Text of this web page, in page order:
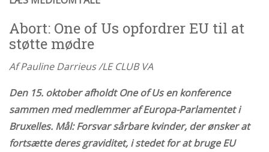
Abort: One of Us opfordrer EU til at
støtte mødre
Af Pauline Darrieus /LE CLUB VA
Den 15. oktober afholdt One of Us en konference
sammen med medlemmer af Europa-Parlamentet i
Bruxelles. Mål: Forsvar sårbare kvinder, der ønsker at
fortsætte deres graviditet, i stedet for at bruge EU